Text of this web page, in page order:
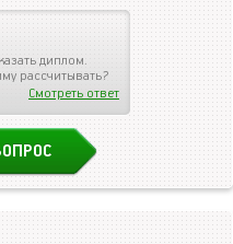
диплом.
рассчитывать?
Смотреть ответ